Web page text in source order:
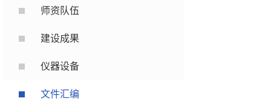
师资队伍
建设成果
仪器设备
文件汇编